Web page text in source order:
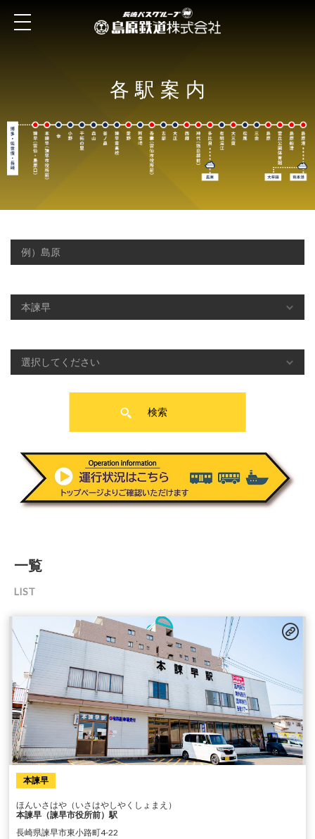
各駅案内
検索
一覧
LIST
本諫早
ほんいさはや（いさはやしやくしょまえ）
本諫早（諫早市役所前）駅
長崎県諫早市東小路町4-22